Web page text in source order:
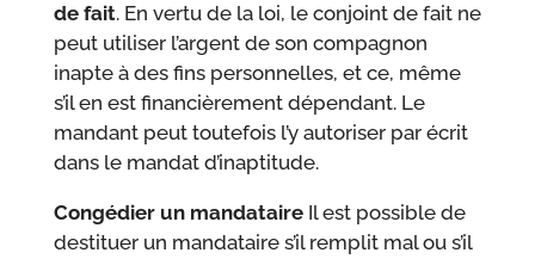
de fait. En vertu de la loi, le conjoint de fait ne
peut utiliser l’argent de son compagnon
inapte à des fins personnelles, et ce, même
s’il en est financièrement dépendant. Le
mandant peut toutefois l’y autoriser par écrit
dans le mandat d’inaptitude.
Congédier un mandataire Il est possible de
destituer un mandataire s’il remplit mal ou s’il